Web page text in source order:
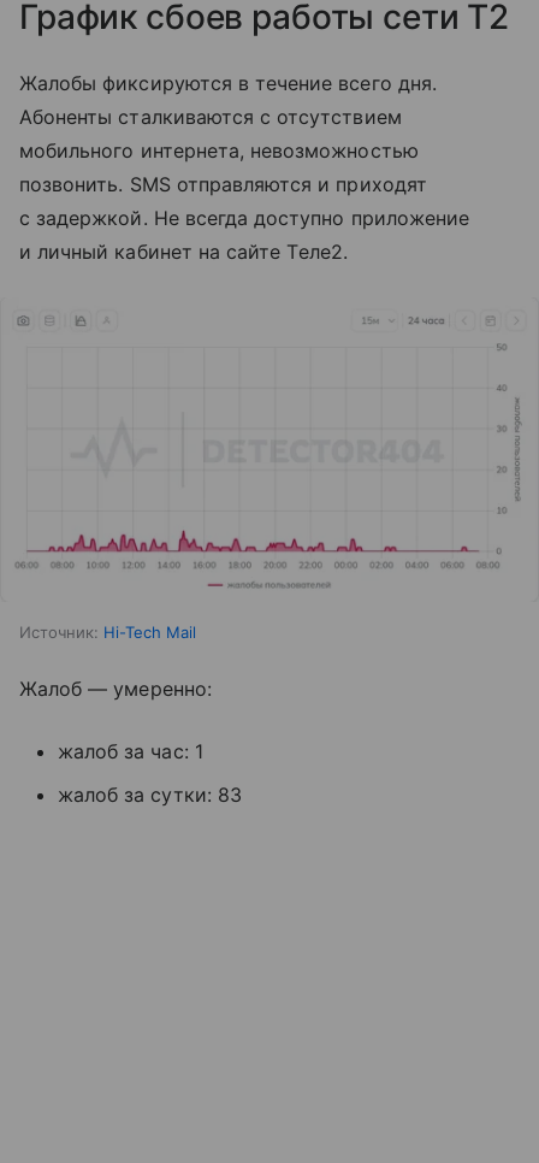
График сбоев работы сети T2
Жалобы фиксируются в течение всего дня.
Абоненты сталкиваются с отсутствием
мобильного интернета, невозможностью
позвонить. SMS отправляются и приходят
с задержкой. Не всегда доступно приложение
и личный кабинет на сайте Tеле2.
Источник: Hi-Tech Mail
Жалоб — умеренно:
жалоб за час: 1
жалоб за сутки: 83